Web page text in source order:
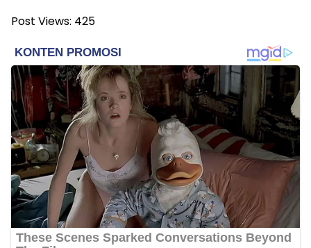
Post Views: 425